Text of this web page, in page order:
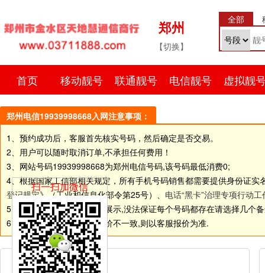
郑州
【切换】
全部
首页 移动靓号 联通靓号 电信靓号 虚拟靓
郑州电信19939998668入网注意事项：
1、预约成功后，客服首先核实号码，然后确定是否交易。
2、用户可以随时取消订单,不承担任何费用！
3、网站号码19939998668为郑州电信号码,该号码最低消费0;
4、根据国家工信部相关规定，所有手机号码销售都需要提供身份证
登记规定》（工业和信息化部令第25号）、 电话“黑卡”治理专项行动
5.由于网站和线下店面同步展示,没法保证每个号码都存在请选择几个
6.如个别号码标价和客服报价不一致,则以客服报价为准.
有问题就找我
扫一扫加微信